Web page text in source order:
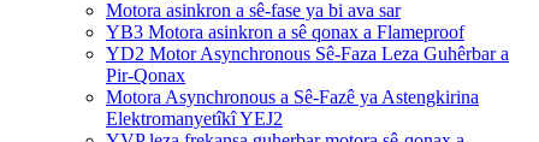
Motora asinkron a sê-fase ya bi ava sar
YB3 Motora asinkron a sê qonax a Flameproof
YD2 Motor Asynchronous Sê-Faza Leza Guhêrbar a
Pir-Qonax
Motora Asynchronous a Sê-Fazê ya Astengkirina
Elektromanyetîkî YEJ2